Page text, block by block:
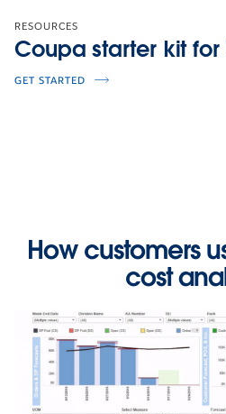
RESOURCES
Coupa starter kit for
GET STARTED
How customers
cost